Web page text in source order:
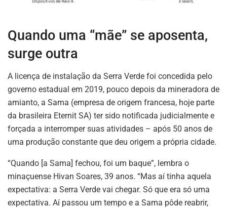
Quando uma “mãe” se aposenta,
surge outra
A licença de instalação da Serra Verde foi concedida pelo
governo estadual em 2019, pouco depois da mineradora de
amianto, a Sama (empresa de origem francesa, hoje parte
da brasileira Eternit SA) ter sido notificada judicialmente e
forçada a interromper suas atividades – após 50 anos de
uma produção constante que deu origem a própria cidade.
“Quando [a Sama] fechou, foi um baque”, lembra o
minaçuense Hivan Soares, 39 anos. “Mas aí tinha aquela
expectativa: a Serra Verde vai chegar. Só que era só uma
expectativa. Aí passou um tempo e a Sama pôde reabrir,